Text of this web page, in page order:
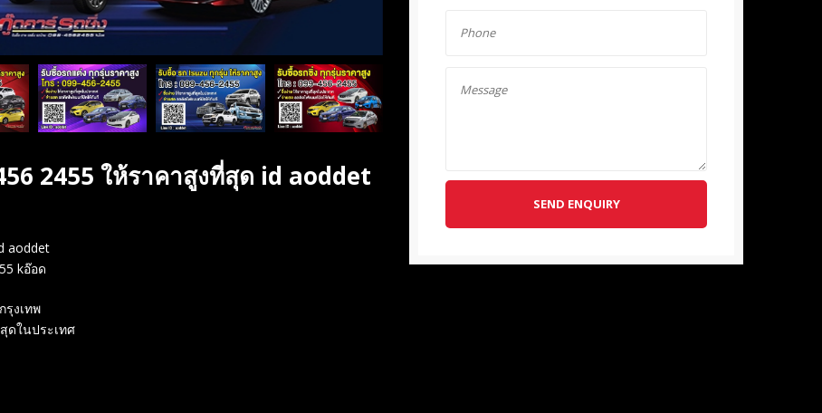
2455 ให้ราคาสูงที่สุด id aoddet
aoddet
kอ๊อด
รุงเทพ
ดในประเทศ
SEND ENQUIRY